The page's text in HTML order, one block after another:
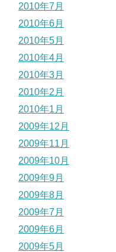
2010年7月
2010年6月
2010年5月
2010年4月
2010年3月
2010年2月
2010年1月
2009年12月
2009年11月
2009年10月
2009年9月
2009年8月
2009年7月
2009年6月
2009年5月